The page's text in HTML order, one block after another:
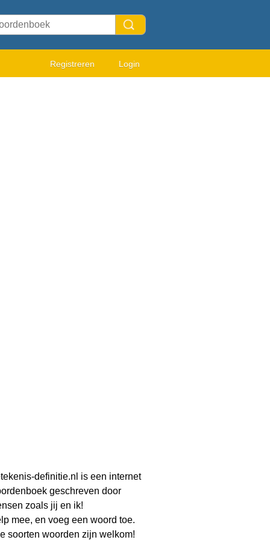
Registreren Login
definitie.nl is een internet
geschreven door
zoals jij en ik!
mee, en voeg een woord toe.
soorten woorden zijn welkom!